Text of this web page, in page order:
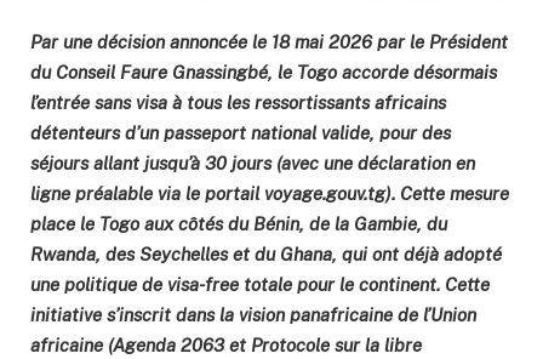
Par une décision annoncée le 18 mai 2026 par le Président
du Conseil Faure Gnassingbé, le Togo accorde désormais
l’entrée sans visa à tous les ressortissants africains
détenteurs d’un passeport national valide, pour des
séjours allant jusqu’à 30 jours (avec une déclaration en
ligne préalable via le portail voyage.gouv.tg). Cette mesure
place le Togo aux côtés du Bénin, de la Gambie, du
Rwanda, des Seychelles et du Ghana, qui ont déjà adopté
une politique de visa-free totale pour le continent. Cette
initiative s’inscrit dans la vision panafricaine de l’Union
africaine (Agenda 2063 et Protocole sur la libre